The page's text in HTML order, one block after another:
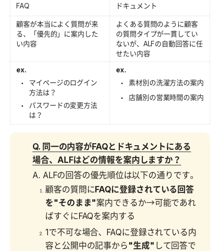
FAQ ドキュメント
顧客が本当によく質問が来
る、「優先的」に案内した
い内容
よくある質問のように顧客
の質問タイプが一貫してい
ないが、ALFの自動回答に任
せたい内容
ex.
マイページのログイン
方法は？
パスワードの変更方法
は？
ex.
素材別の洗濯方法の案内
店舗別の営業時間の案内
Q. 同一の内容がFAQとドキュメントにある
場合、ALFはどの情報を案内しますか？
A. ALFの回答の優先順位は以下の通りです。
顧客の質問にFAQに登録されている回答
を"そのまま"案内できるか→可能であれ
ばすぐにFAQを案内する
1で不可な場合、FAQに登録されている内
容と公開中の記事から "生成" して回答で